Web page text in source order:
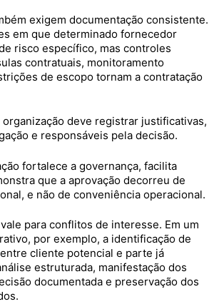
exigem documentação consistente.
em que determinado fornecedor
risco específico, mas controles
contratuais, monitoramento
de escopo tornam a contratação
organização deve registrar justificativas,
e responsáveis pela decisão.
fortalece a governança, facilita
que a aprovação decorreu de
e não de conveniência operacional.
para conflitos de interesse. Em um
por exemplo, a identificação de
cliente potencial e parte já
estruturada, manifestação dos
documentada e preservação dos